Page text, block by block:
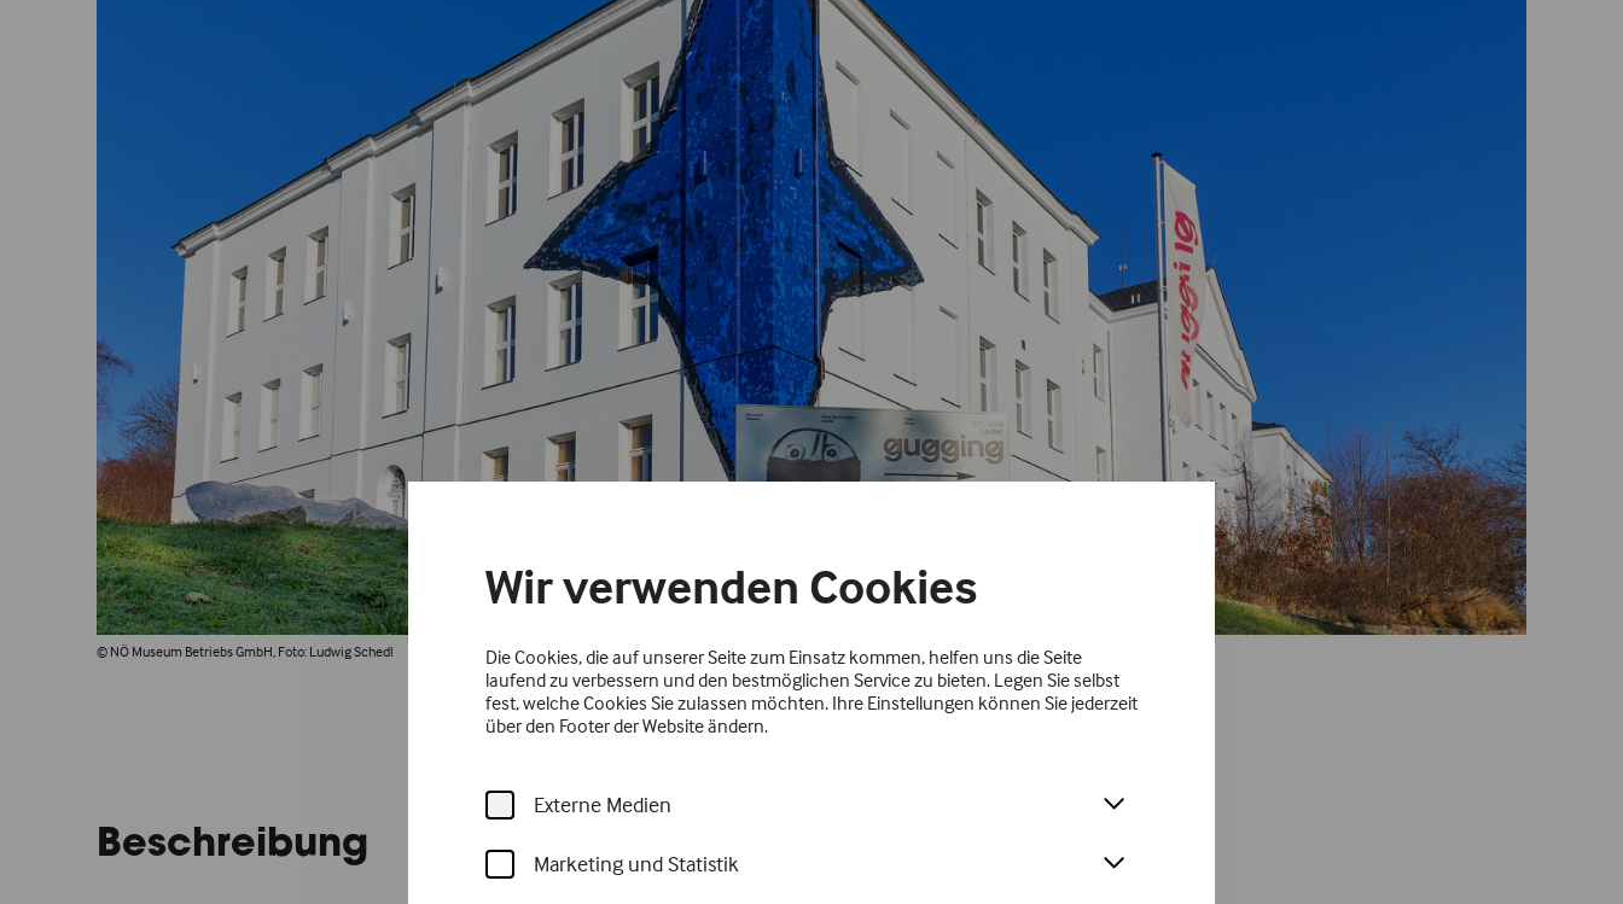
Wir verwenden Cookies
Die Cookies, die auf unserer Seite zum Einsatz kommen, helfen uns die Seite
laufend zu verbessern und den bestmöglichen Service zu bieten. Legen Sie selbst
fest, welche Cookies Sie zulassen möchten. Ihre Einstellungen können Sie jederzeit
über den Footer der Website ändern.
Externe Medien
Marketing und Statistik
© NÖ Museum Betriebs GmbH, Foto: Ludwig Schedl
Beschreibung